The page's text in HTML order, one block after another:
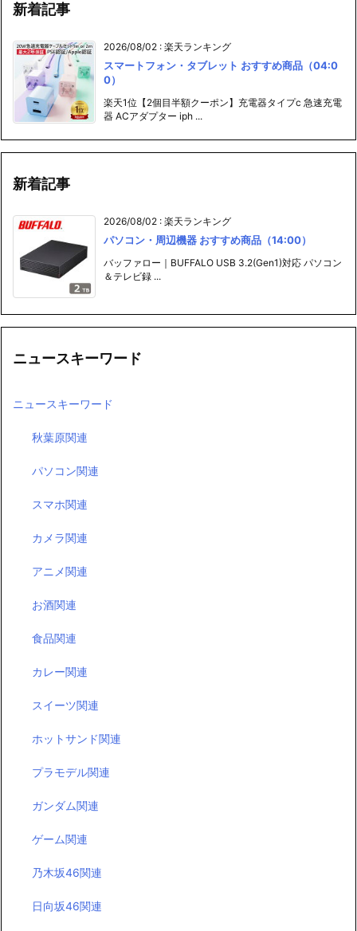
新着記事
2026/08/02 : 楽天ランキング
スマートフォン・タブレット おすすめ商品（04:0
0）
楽天1位【2個目半額クーポン】充電器タイプc 急速充電
器 ACアダプター iph ...
新着記事
2026/08/02 : 楽天ランキング
パソコン・周辺機器 おすすめ商品（14:00）
バッファロー｜BUFFALO USB 3.2(Gen1)対応 パソコン
＆テレビ録 ...
ニュースキーワード
ニュースキーワード
秋葉原関連
パソコン関連
スマホ関連
カメラ関連
アニメ関連
お酒関連
食品関連
カレー関連
スイーツ関連
ホットサンド関連
プラモデル関連
ガンダム関連
ゲーム関連
乃木坂46関連
日向坂46関連